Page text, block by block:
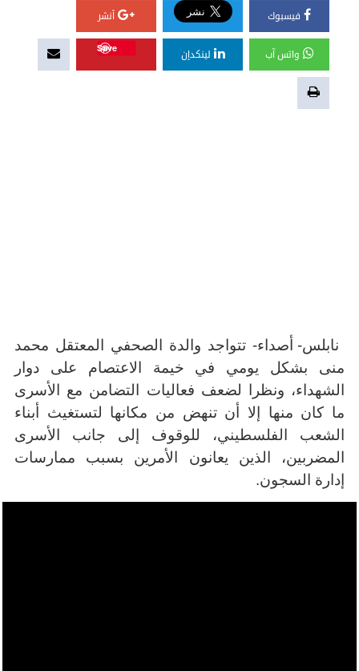
فيسبوك أنشر
واتس آب لينكدإن
Save
نابلس- أصداء- تتواجد والدة الصحفي المعتقل محمد
منى بشكل يومي في خيمة الاعتصام على دوار
الشهداء، ونظرا لضعف فعاليات التضامن مع الأسرى
ما كان منها إلا أن تنهض من مكانها لتستغيث أبناء
الشعب الفلسطيني، للوقوف إلى جانب الأسرى
المضربين، الذين يعانون الأمرين بسبب ممارسات
إدارة السجون.